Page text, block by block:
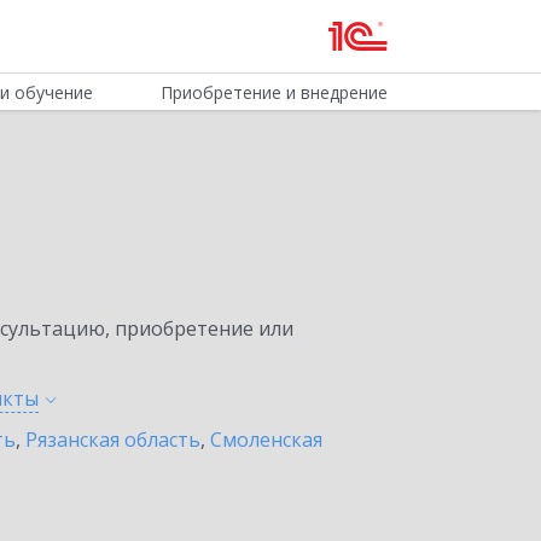
обучение Приобретение и внедрение
приобретение или
, Рязанская область, Смоленская